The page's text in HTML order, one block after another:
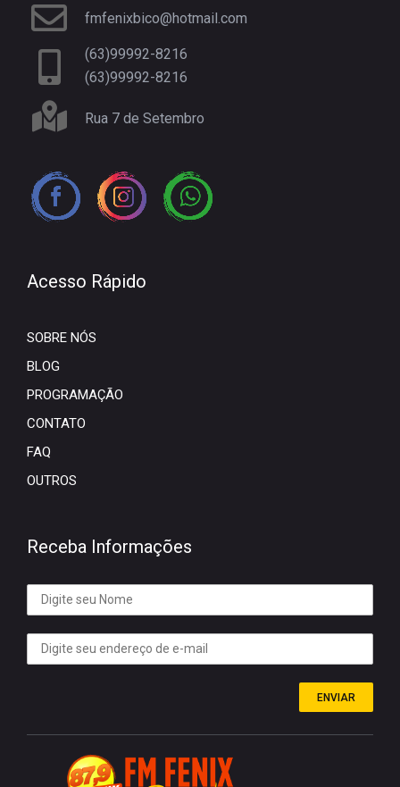
fmfenixbico@hotmail.com
(63)99992-8216
(63)99992-8216
Rua 7 de Setembro
Acesso Rápido
SOBRE NÓS
BLOG
PROGRAMAÇÃO
CONTATO
FAQ
OUTROS
Receba Informações
ENVIAR